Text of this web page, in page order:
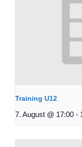
Training U12
7. August @ 17:00 -